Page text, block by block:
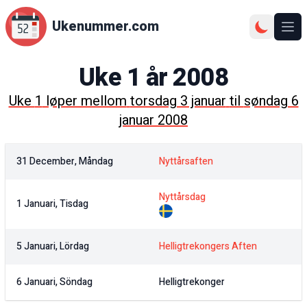
Ukenummer.com
Uke 1 år2008
Uke1løper mellomtorsdag 3 januartilsøndag 6
januar 2008
31 December, Måndag Nyttårsaften
1 Januari, Tisdag Nyttårsdag
5 Januari, Lördag Helligtrekongers Aften
6 Januari, Söndag Helligtrekonger